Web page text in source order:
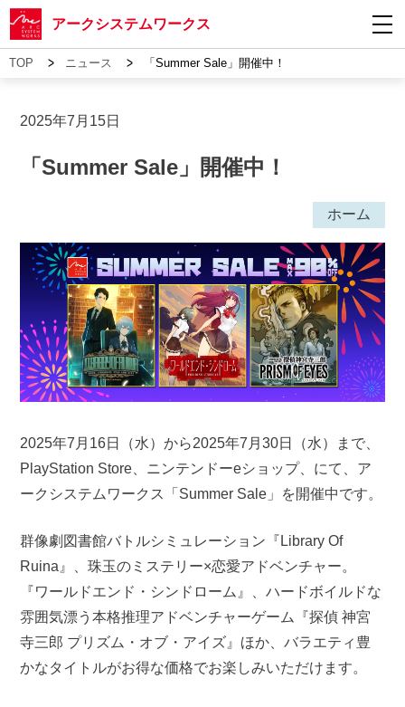
アークシステムワークス
TOP > ニュース > 「Summer Sale」開催中！
2025年7月15日
「Summer Sale」開催中！
ホーム
2025年7月16日（水）から2025年7月30日（水）まで、
PlayStation Store、ニンテンドーeショップ、にて、ア
ークシステムワークス「Summer Sale」を開催中です。
群像劇図書館バトルシミュレーション『Library Of
Ruina』、珠玉のミステリー×恋愛アドベンチャー。
『ワールドエンド・シンドローム』、ハードボイルドな
雰囲気漂う本格推理アドベンチャーゲーム『探偵 神宮
寺三郎 プリズム・オブ・アイズ』ほか、バラエティ豊
かなタイトルがお得な価格でお楽しみいただけます。